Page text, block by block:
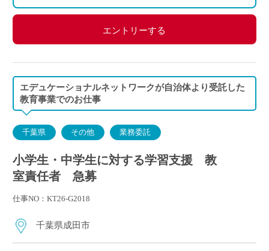
エントリーする
エデュケーショナルネットワークが自治体より受託した
教育事業でのお仕事
千葉県 その他 業務委託
小学生・中学生に対する学習支援 教
室責任者 急募
仕事NO：KT26-G2018
千葉県成田市